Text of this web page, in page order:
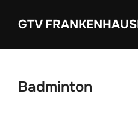
InhaltGTV
Badminton